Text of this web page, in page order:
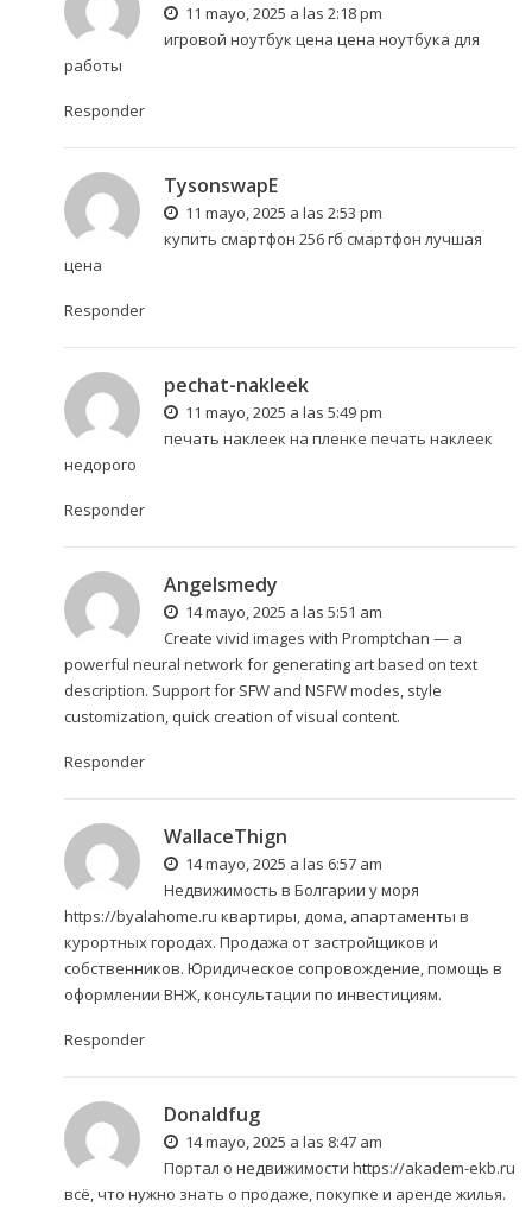
11 mayo, 2025 a las 2:18 pm
игровой ноутбук цена цена ноутбука для
работы
Responder
TysonswapE
11 mayo, 2025 a las 2:53 pm
купить смартфон 256 гб смартфон лучшая
цена
Responder
pechat-nakleek
11 mayo, 2025 a las 5:49 pm
печать наклеек на пленке печать наклеек
недорого
Responder
Angelsmedy
14 mayo, 2025 a las 5:51 am
Create vivid images with Promptchan — a
powerful neural network for generating art based on text
description. Support for SFW and NSFW modes, style
customization, quick creation of visual content.
Responder
WallaceThign
14 mayo, 2025 a las 6:57 am
Недвижимость в Болгарии у моря
https://byalahome.ru квартиры, дома, апартаменты в
курортных городах. Продажа от застройщиков и
собственников. Юридическое сопровождение, помощь в
оформлении ВНЖ, консультации по инвестициям.
Responder
Donaldfug
14 mayo, 2025 a las 8:47 am
Портал о недвижимости https://akadem-ekb.ru
всё, что нужно знать о продаже, покупке и аренде жилья.